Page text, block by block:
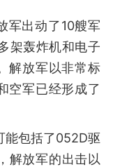
军出动了10艘军
架轰炸机和电子
解放军以非常标
空军已经形成了
能包括了052D驱
解放军的出击以